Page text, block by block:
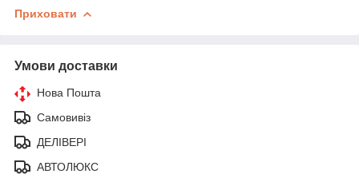
Приховати
Умови доставки
Нова Пошта
Самовивіз
ДЕЛІВЕРІ
АВТОЛЮКС